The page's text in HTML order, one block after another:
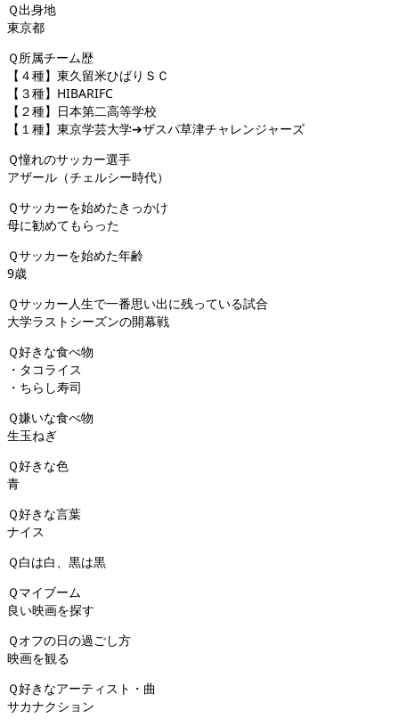
Ｑ出身地
東京都
Ｑ所属チーム歴
【４種】東久留米ひばりＳＣ
【３種】HIBARIFC
【２種】日本第二高等学校
【１種】東京学芸大学➔ザスパ草津チャレンジャーズ
Ｑ憧れのサッカー選手
アザール（チェルシー時代）
Ｑサッカーを始めたきっかけ
母に勧めてもらった
Ｑサッカーを始めた年齢
9歳
Ｑサッカー人生で一番思い出に残っている試合
大学ラストシーズンの開幕戦
Ｑ好きな食べ物
・タコライス
・ちらし寿司
Ｑ嫌いな食べ物
生玉ねぎ
Ｑ好きな色
青
Ｑ好きな言葉
ナイス
Ｑ白は白、黒は黒
Ｑマイブーム
良い映画を探す
Ｑオフの日の過ごし方
映画を観る
Ｑ好きなアーティスト・曲
サカナクション